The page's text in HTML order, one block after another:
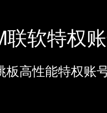
联软特权
板高性能特权账